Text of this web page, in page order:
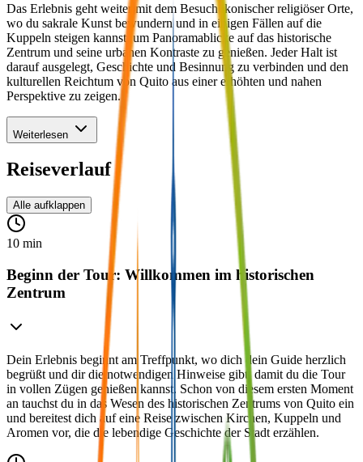
Das Erlebnis geht weiter mit dem Besuch ikonischer religiöser Orte,
wo du sakrale Kunst bewundern und in einigen Fällen auf die
Kuppeln steigen kannst, um Panoramablicke auf das historische
Zentrum und seine urbanen Kontraste zu genießen. Jeder Halt ist
darauf ausgelegt, Geschichte und Besinnung zu verbinden und den
kulturellen Reichtum von Quito aus einer erhöhten und nahen
Perspektive zu zeigen.
Weiterlesen
Reiseverlauf
Alle aufklappen
10 min
Beginn der Tour: Willkommen im historischen
Zentrum
Dein Erlebnis beginnt am Treffpunkt, wo dich dein Guide herzlich
begrüßt und dir die notwendigen Hinweise gibt, damit du die Tour
in vollen Zügen genießen kannst. Schon von diesem ersten Moment
an tauchst du in das Wesen des historischen Zentrums von Quito ein
und bereitest dich auf eine Reise zwischen Kirchen, Kuppeln und
Aromen vor, die die lebendige Geschichte der Stadt erzählen.